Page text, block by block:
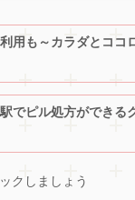
用も～カラダとココ
でピル処方ができる
クしましょう